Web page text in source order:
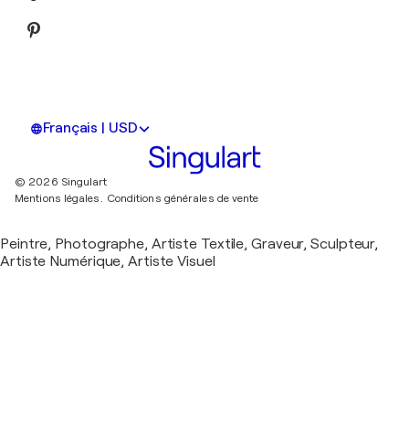
Français | USD
© 2026 Singulart
Mentions légales. Conditions générales de vente
Peintre, Photographe, Artiste Textile, Graveur, Sculpteur,
Artiste Numérique, Artiste Visuel